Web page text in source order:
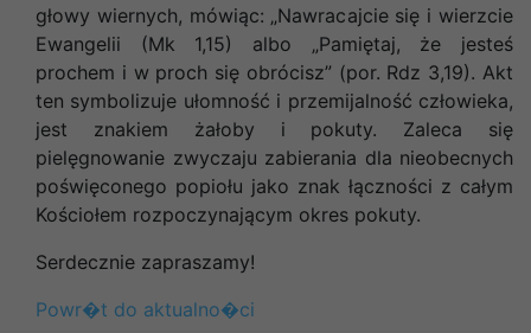
głowy wiernych, mówiąc: „Nawracajcie się i wierzcie
Ewangelii (Mk 1,15) albo „Pamiętaj, że jesteś
prochem i w proch się obrócisz” (por. Rdz 3,19). Akt
ten symbolizuje ułomność i przemijalność człowieka,
jest znakiem żałoby i pokuty. Zaleca się
pielęgnowanie zwyczaju zabierania dla nieobecnych
poświęconego popiołu jako znak łączności z całym
Kościołem rozpoczynającym okres pokuty.
Serdecznie zapraszamy!
Powr�t do aktualno�ci